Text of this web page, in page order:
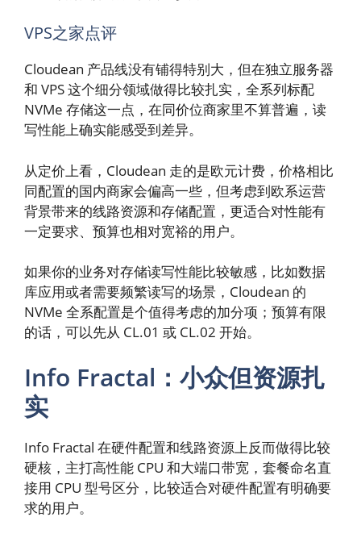
VPS之家点评
Cloudean 产品线没有铺得特别大，但在独立服务器
和 VPS 这个细分领域做得比较扎实，全系列标配
NVMe 存储这一点，在同价位商家里不算普遍，读
写性能上确实能感受到差异。
从定价上看，Cloudean 走的是欧元计费，价格相比
同配置的国内商家会偏高一些，但考虑到欧系运营
背景带来的线路资源和存储配置，更适合对性能有
一定要求、预算也相对宽裕的用户。
如果你的业务对存储读写性能比较敏感，比如数据
库应用或者需要频繁读写的场景，Cloudean 的
NVMe 全系配置是个值得考虑的加分项；预算有限
的话，可以先从 CL.01 或 CL.02 开始。
Info Fractal：小众但资源扎
实
Info Fractal 在硬件配置和线路资源上反而做得比较
硬核，主打高性能 CPU 和大端口带宽，套餐命名直
接用 CPU 型号区分，比较适合对硬件配置有明确要
求的用户。